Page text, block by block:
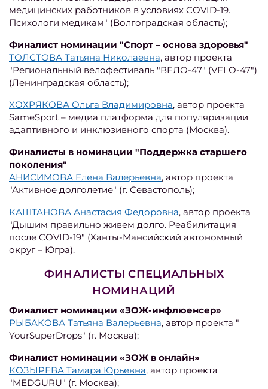
медицинских работников в условиях COVID-19.
Психологи медикам" (Волгоградская область);
Финалист номинации "Спорт – основа здоровья"
ТОЛСТОВА Татьяна Николаевна, автор проекта
"Региональный велофестиваль "ВЕЛО-47" (VELO-47")
(Ленинградская область);
ХОХРЯКОВА Ольга Владимировна, автор проекта
SameSport – медиа платформа для популяризации
адаптивного и инклюзивного спорта (Москва).
Финалисты в номинации "Поддержка старшего
поколения"
АНИСИМОВА Елена Валерьевна, автор проекта
"Активное долголетие" (г. Севастополь);
КАШТАНОВА Анастасия Федоровна, автор проекта
"Дышим правильно живем долго. Реабилитация
после COVID-19" (Ханты-Мансийский автономный
округ – Югра).
ФИНАЛИСТЫ СПЕЦИАЛЬНЫХ
НОМИНАЦИЙ
Финалист номинации «ЗОЖ-инфлюенсер»
РЫБАКОВА Татьяна Валерьевна, автор проекта "
YourSuperDrops" (г. Москва);
Финалист номинации «ЗОЖ в онлайн»
КОЗЫРЕВА Тамара Юрьевна, автор проекта
"MEDGURU" (г. Москва);